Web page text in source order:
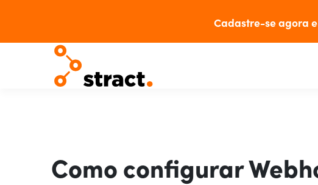
Cadastre-se agora
Como configurar